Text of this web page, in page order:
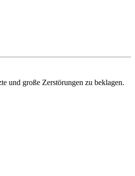
und große Zerstörungen zu beklagen.